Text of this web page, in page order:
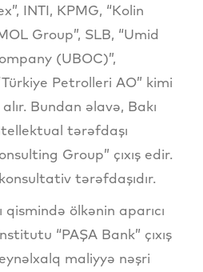
INTI, KPMG, “Kolin
Group”, SLB, “Umid
(UBOC)”,
Petrolleri AO” kimi
Bundan əlavə, Bakı
tərəfdaşı
Group” çıxış edir.
tərəfdaşıdır.
ölkənin aparıcı
“PAŞA Bank” çıxış
maliyyə nəşri